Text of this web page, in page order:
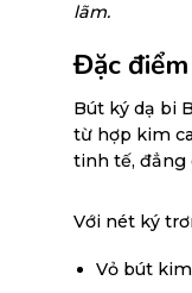
lãm.
Đặc
Bút ký dạ bi
từ hợp kim
tinh tế, đẳng
Với nét ký
Vỏ bút